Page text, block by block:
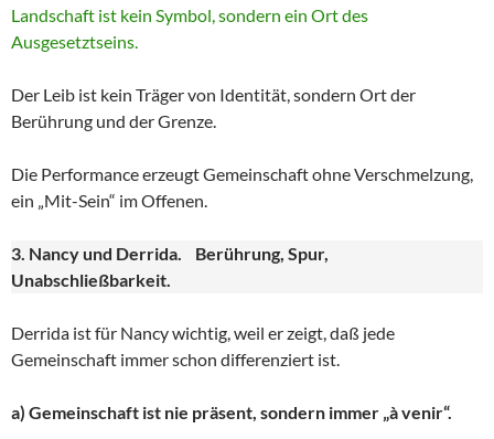
Landschaft ist kein Symbol, sondern ein Ort des
Ausgesetztseins.
Der Leib ist kein Träger von Identität, sondern Ort der
Berührung und der Grenze.
Die Performance erzeugt Gemeinschaft ohne Verschmelzung,
ein „Mit-Sein“ im Offenen.
3. Nancy und Derrida. Berührung, Spur,
Unabschließbarkeit.
Derrida ist für Nancy wichtig, weil er zeigt, daß jede
Gemeinschaft immer schon differenziert ist.
a) Gemeinschaft ist nie präsent, sondern immer „à venir“.